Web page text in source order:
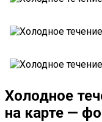
Холодное
на карте —